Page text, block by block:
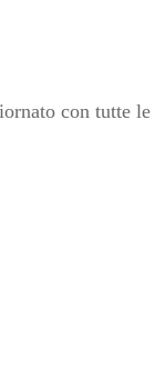
con tutte le